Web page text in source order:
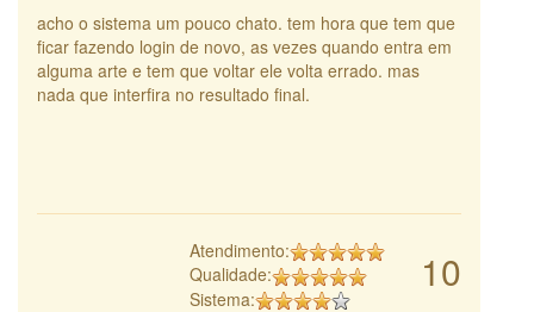
acho o sistema um pouco chato. tem hora que tem que
ficar fazendo login de novo, as vezes quando entra em
alguma arte e tem que voltar ele volta errado. mas
nada que interfira no resultado final.
10
Atendimento:
Qualidade:
Sistema: